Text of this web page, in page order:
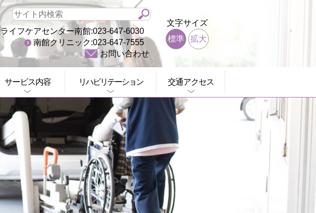
ライフケアセンター南館:023-647-6030
南館クリニック:023-647-7555
お問い合わせ
文字サイズ
標準
拡大
サービス内容 リハビリテーション 交通アクセス